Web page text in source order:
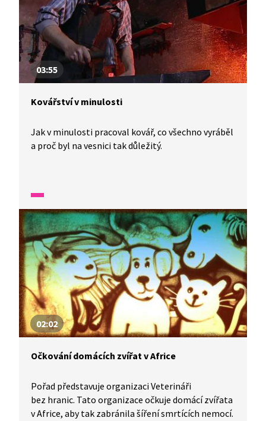
03:55
Kovářství v minulosti
Jak v minulosti pracoval kovář, co všechno vyráběl
a proč byl na vesnici tak důležitý.
02:02
Očkování domácích zvířat v Africe
Pořad představuje organizaci Veterináři
bez hranic. Tato organizace očkuje domácí zvířata
v Africe, aby tak zabránila šíření smrtících nemocí.